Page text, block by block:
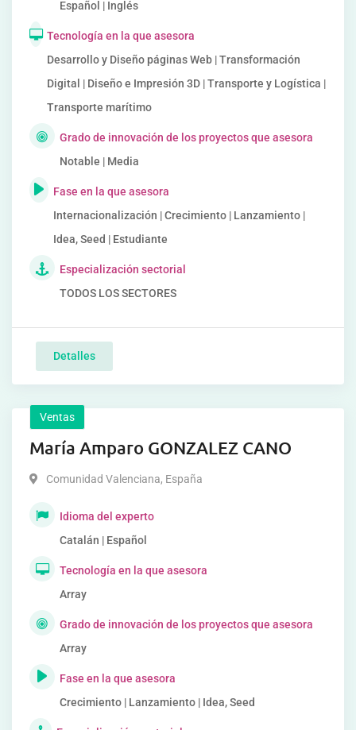
Español | Inglés
Tecnología en la que asesora
Desarrollo y Diseño páginas Web | Transformación
Digital | Diseño e Impresión 3D | Transporte y Logística |
Transporte marítimo
Grado de innovación de los proyectos que asesora
Notable | Media
Fase en la que asesora
Internacionalización | Crecimiento | Lanzamiento |
Idea, Seed | Estudiante
Especialización sectorial
TODOS LOS SECTORES
Detalles
Ventas
María Amparo GONZALEZ CANO
Comunidad Valenciana, España
Idioma del experto
Catalán | Español
Tecnología en la que asesora
Array
Grado de innovación de los proyectos que asesora
Array
Fase en la que asesora
Crecimiento | Lanzamiento | Idea, Seed